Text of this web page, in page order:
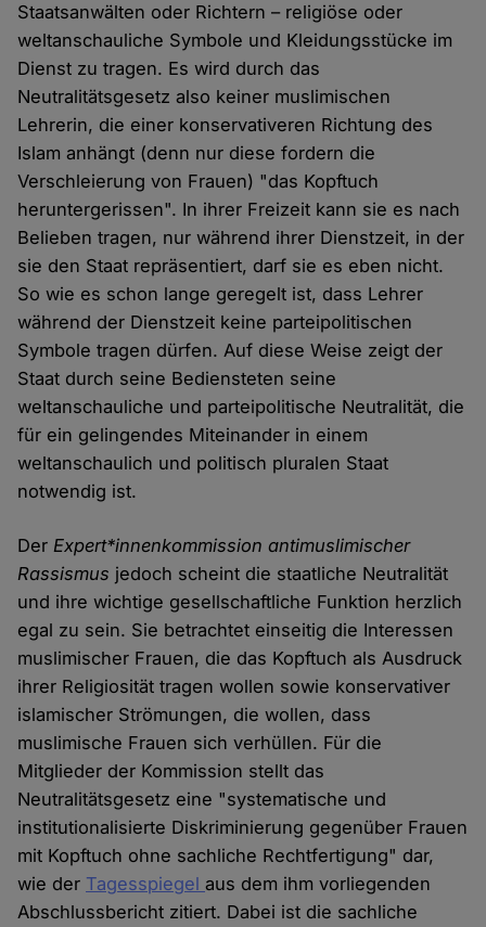
Staatsanwälten oder Richtern – religiöse oder
weltanschauliche Symbole und Kleidungsstücke im
Dienst zu tragen. Es wird durch das
Neutralitätsgesetz also keiner muslimischen
Lehrerin, die einer konservativeren Richtung des
Islam anhängt (denn nur diese fordern die
Verschleierung von Frauen) "das Kopftuch
heruntergerissen". In ihrer Freizeit kann sie es nach
Belieben tragen, nur während ihrer Dienstzeit, in der
sie den Staat repräsentiert, darf sie es eben nicht.
So wie es schon lange geregelt ist, dass Lehrer
während der Dienstzeit keine parteipolitischen
Symbole tragen dürfen. Auf diese Weise zeigt der
Staat durch seine Bediensteten seine
weltanschauliche und parteipolitische Neutralität, die
für ein gelingendes Miteinander in einem
weltanschaulich und politisch pluralen Staat
notwendig ist.
DerExpert*innenkommission antimuslimischer
Rassismus jedoch scheint die staatliche Neutralität
und ihre wichtige gesellschaftliche Funktion herzlich
egal zu sein. Sie betrachtet einseitig die Interessen
muslimischer Frauen, die das Kopftuch als Ausdruck
ihrer Religiosität tragen wollen sowie konservativer
islamischer Strömungen, die wollen, dass
muslimische Frauen sich verhüllen. Für die
Mitglieder der Kommission stellt das
Neutralitätsgesetz eine "systematische und
institutionalisierte Diskriminierung gegenüber Frauen
mit Kopftuch ohne sachliche Rechtfertigung" dar,
wie der Tagesspiegelaus dem ihm vorliegenden
Abschlussbericht zitiert. Dabei ist die sachliche